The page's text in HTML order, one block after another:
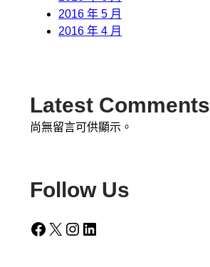
2016 年 5 月
2016 年 4 月
Latest Comments
尚無留言可供顯示。
Follow Us
Facebook X Instagram LinkedIn